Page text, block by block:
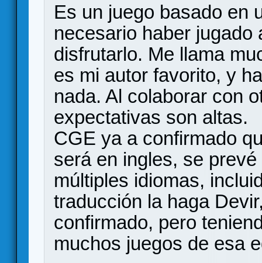
Es un juego basado en
necesario haber jugado
disfrutarlo. Me llama
es mi autor favorito, y
nada. Al colaborar con
expectativas son altas.
CGE ya a confirmado
será en ingles, se
múltiples idiomas,
traducción la haga
confirmado, pero
muchos juegos de esa